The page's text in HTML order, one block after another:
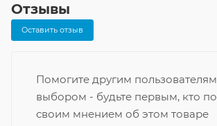
Отзывы
Оставить отзыв
Помогите другим
выбором - будьте первым, кто
своим мнением об этом товаре